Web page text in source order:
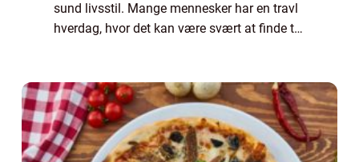
sund livsstil. Mange mennesker har en travl
hverdag, hvor det kan være svært at finde tid